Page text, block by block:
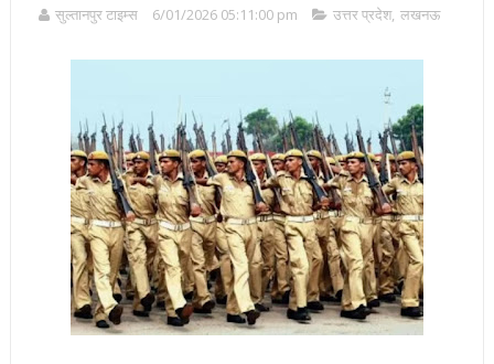
सुल्तानपुर टाइम्स 6/01/2026 05:11:00 pm उत्तर प्रदेश, लखनऊ